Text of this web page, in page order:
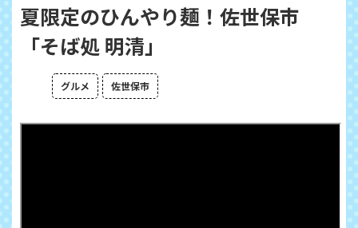
夏限定のひんやり麺！佐世保市
「そば処 明清」
グルメ 佐世保市